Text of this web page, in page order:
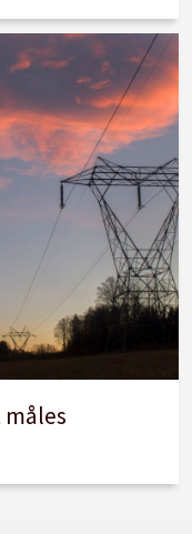
måles